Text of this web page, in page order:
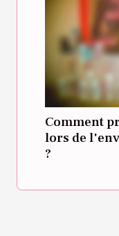
Comment
lors de
?